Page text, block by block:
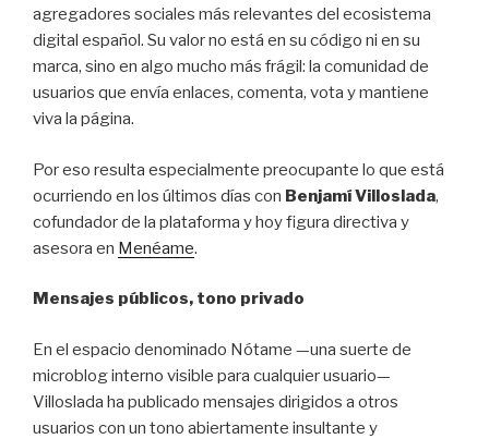
agregadores sociales más relevantes del ecosistema
digital español. Su valor no está en su código ni en su
marca, sino en algo mucho más frágil: la comunidad de
usuarios que envía enlaces, comenta, vota y mantiene
viva la página.
Por eso resulta especialmente preocupante lo que está
ocurriendo en los últimos días con Benjamí Villoslada,
cofundador de la plataforma y hoy figura directiva y
asesora en Menéame.
Mensajes públicos, tono privado
En el espacio denominado Nótame —una suerte de
microblog interno visible para cualquier usuario—
Villoslada ha publicado mensajes dirigidos a otros
usuarios con un tono abiertamente insultante y